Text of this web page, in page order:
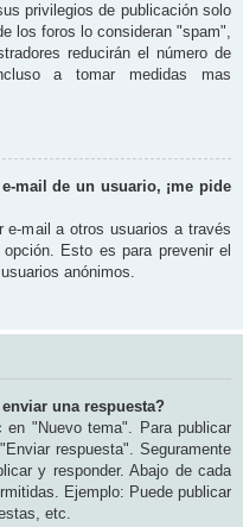
privilegios de publicación solo
los foros lo consideran "spam",
reducirán el número de
a tomar medidas mas
mail de un usuario, ¡me pide
e-mail a otros usuarios a través
Esto es para prevenir el
anónimos.
una respuesta?
"Nuevo tema". Para publicar
respuesta". Seguramente
y responder. Abajo de cada
Ejemplo: Puede publicar
etc.